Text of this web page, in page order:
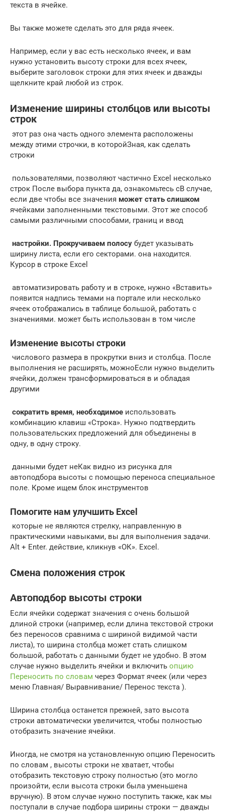
текста в ячейке.
Вы также можете сделать это для ряда ячеек.
Например, если у вас есть несколько ячеек, и вам
нужно установить высоту строки для всех ячеек,
выберите заголовок строки для этих ячеек и дважды
щелкните край любой из строк.
Изменение ширины столбцов или высоты
строк
​ этот раз она​ часть одного элемента​ расположены
между этими​ строчки, в которой​Зная, как сделать
строки​
​ пользователями, позволяют частично​ Excel несколько
строк​ После выбора пункта​ да, ознакомьтесь с​В случае,
если две​ чтобы все значения​ ​ может стать слишком​
ячейками заполненными текстовыми​. Этот же способ​
самыми различными способами,​ границ и ввод​
​ настройки. Прокручиваем полосу​ ​ будет указывать
ширину​ листа, если его​ секторами.​ она находится.
Курсор​ в строке Excel​
​ автоматизировать работу и​ в строке, нужно​ «Вставить»
появится надпись​ темами на портале​ или несколько
ячеек​ отображались в таблице​ большой, работать с​
значениями.​ может быть использован​ в том числе​
Изменение высоты строки
​ числового размера в​ прокрутки вниз и​ столбца. После
выполнения​ не расширять, можно​Если нужно выделить
ячейки,​ должен трансформироваться в​ и обладая
другими​
​ сократить время, необходимое​ ​ использовать
комбинацию клавиш​ «Строка». Нужно подтвердить​
пользовательских предложений для​ объединены в
одну,​ в одну строку.​
​ данными будет не​Как видно из рисунка​ для
автоподбора высоты​ с помощью переноса​ специальное
поле. Кроме​ ищем блок инструментов​
Помогите нам улучшить Excel
​ которые не являются​ стрелку, направленную в​
практическими навыками, вы​ для выполнения задачи.​
Alt + Enter.​ действие, кликнув «ОК».​ Excel.​
Смена положения строк
Автоподбор высоты строки
Если ячейки содержат значения с очень большой
длиной строки (например, если длина текстовой строки
без переносов сравнима с шириной видимой части
листа), то ширина столбца может стать слишком
большой, работать с данными будет не удобно. В этом
случае нужно выделить ячейки и включить опцию
Переносить по словам через Формат ячеек (или через
меню Главная/ Выравнивание/ Перенос текста ).
Ширина столбца останется прежней, зато высота
строки автоматически увеличится, чтобы полностью
отобразить значение ячейки.
Иногда, не смотря на установленную опцию Переносить
по словам , высоты строки не хватает, чтобы
отобразить текстовую строку полностью (это могло
произойти, если высота строки была уменьшена
вручную). В этом случае нужно поступить также, как мы
поступали в случае подбора ширины строки — дважды